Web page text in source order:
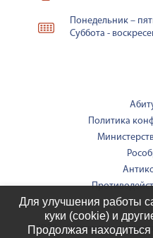
Понедельник –
Суббота -
Политика
2026 Сайт является
Для улучшения работы
куки (cookie) и
Продолжая